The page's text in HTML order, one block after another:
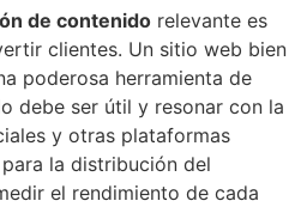
de contenido relevante es
clientes. Un sitio web bien
poderosa herramienta de
debe ser útil y resonar con la
y otras plataformas
la distribución del
el rendimiento de cada